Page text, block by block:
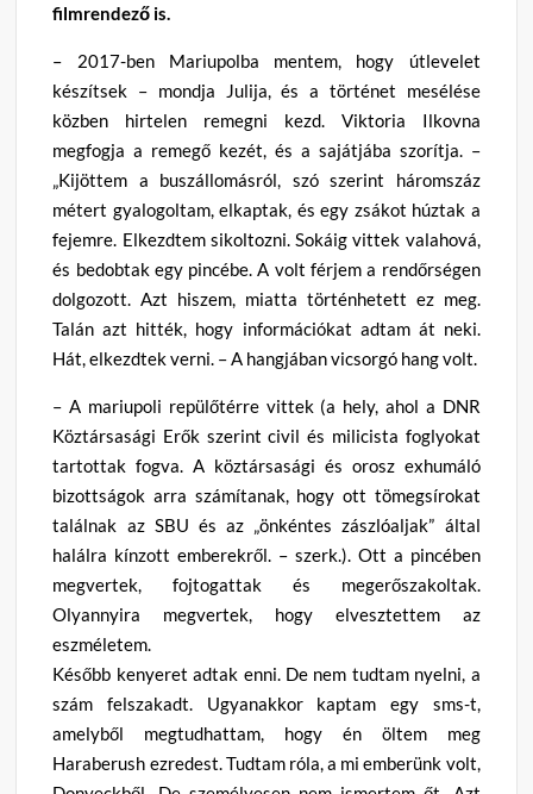
filmrendező is.
– 2017-ben Mariupolba mentem, hogy útlevelet
készítsek – mondja Julija, és a történet mesélése
közben hirtelen remegni kezd. Viktoria Ilkovna
megfogja a remegő kezét, és a sajátjába szorítja. –
„Kijöttem a buszállomásról, szó szerint háromszáz
métert gyalogoltam, elkaptak, és egy zsákot húztak a
fejemre. Elkezdtem sikoltozni. Sokáig vittek valahová,
és bedobtak egy pincébe. A volt férjem a rendőrségen
dolgozott. Azt hiszem, miatta történhetett ez meg.
Talán azt hitték, hogy információkat adtam át neki.
Hát, elkezdtek verni. – A hangjában vicsorgó hang volt.
– A mariupoli repülőtérre vittek (a hely, ahol a DNR
Köztársasági Erők szerint civil és milicista foglyokat
tartottak fogva. A köztársasági és orosz exhumáló
bizottságok arra számítanak, hogy ott tömegsírokat
találnak az SBU és az „önkéntes zászlóaljak” által
halálra kínzott emberekről. – szerk.). Ott a pincében
megvertek, fojtogattak és megerőszakoltak.
Olyannyira megvertek, hogy elvesztettem az
eszméletem.
Később kenyeret adtak enni. De nem tudtam nyelni, a
szám felszakadt. Ugyanakkor kaptam egy sms-t,
amelyből megtudhattam, hogy én öltem meg
Haraberush ezredest. Tudtam róla, a mi emberünk volt,